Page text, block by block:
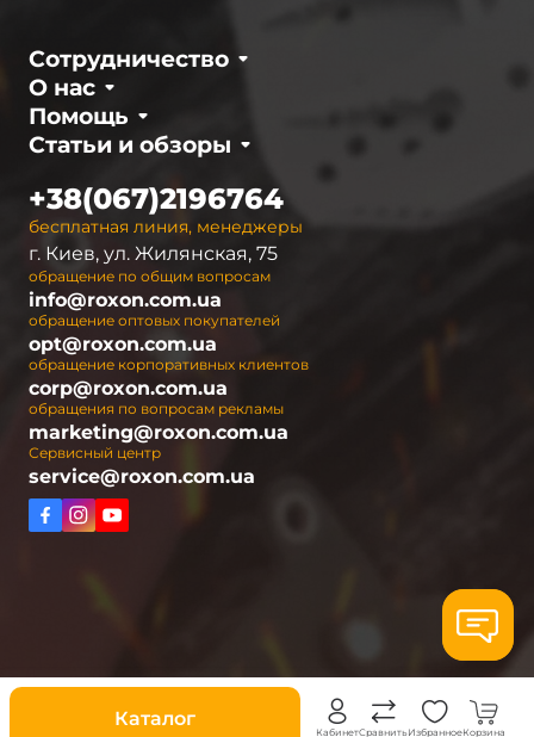
СкидкиКаталог
КабинетСравнитьИзбранноеКорзина
О нас
Сотрудничество
Статьи и обзоры
Помощь
бесплатная линия, менеджеры
+38(067)2196764
г. Киев, ул. Жилянская, 75
обращение по общим вопросам
info@roxon.com.ua
обращение оптовых покупателей
opt@roxon.com.ua
обращение корпоративных клиентов
corp@roxon.com.ua
обращения по вопросам рекламы
marketing@roxon.com.ua
Сервисный центр
service@roxon.com.ua